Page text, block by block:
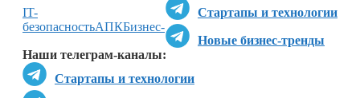
Стартапы и технологии
Новые бизнес-тренды
Наши телеграм-каналы:
Стартапы и технологии
IT-
безопасностьАПКБизнес-